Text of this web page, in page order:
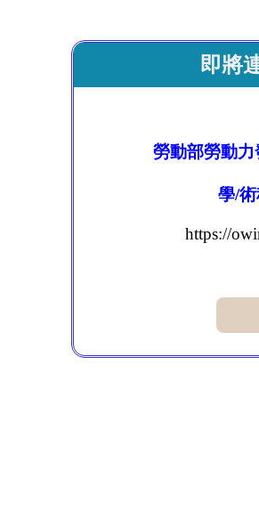
即將
勞動部勞動
學/
https://